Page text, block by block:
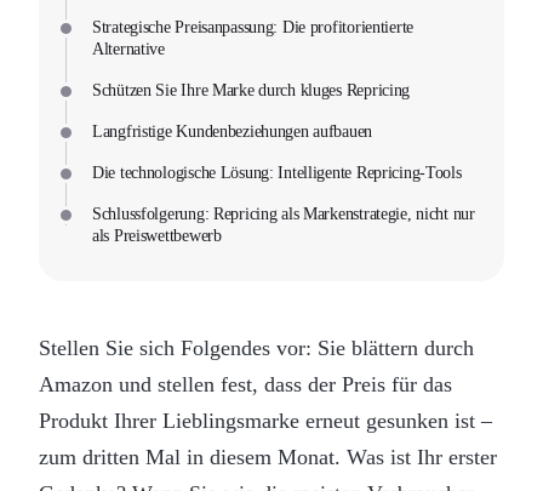
Strategische Preisanpassung: Die profitorientierte
Alternative
Schützen Sie Ihre Marke durch kluges Repricing
Langfristige Kundenbeziehungen aufbauen
Die technologische Lösung: Intelligente Repricing-Tools
Schlussfolgerung: Repricing als Markenstrategie, nicht nur
als Preiswettbewerb
Stellen Sie sich Folgendes vor: Sie blättern durch
Amazon und stellen fest, dass der Preis für das
Produkt Ihrer Lieblingsmarke erneut gesunken ist –
zum dritten Mal in diesem Monat. Was ist Ihr erster